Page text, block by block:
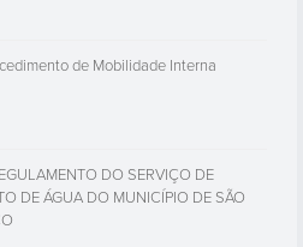
de Mobilidade Interna
DO SERVIÇO DE
DE ÁGUA DO MUNICÍPIO DE SÃO